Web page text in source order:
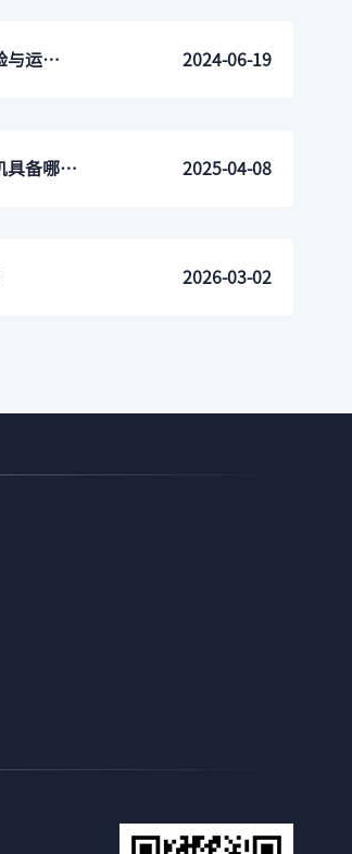
酒店使用自助机的好处有哪些：提升客户体验与运营效率 2024-06-19
浙江常山县酒店无人自助前台中的鹿马自助机具备哪些核心功能 2025-04-08
2026-03-02